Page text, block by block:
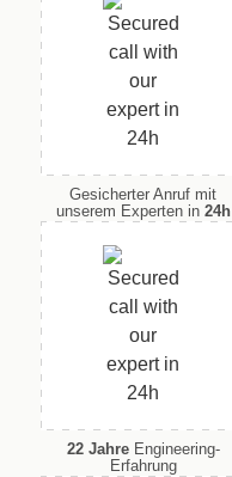
Gesicherter Anruf mit
unserem Experten in 24h
22 JahreEngineering-
Erfahrung